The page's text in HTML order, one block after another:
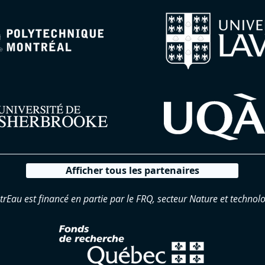
Afficher tous les partenaires
est financé en partie par le FRQ, secteur Nature et